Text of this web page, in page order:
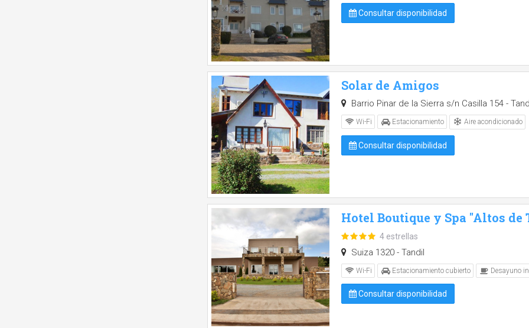
Consultar disponibilidad
Solar de Amigos
Barrio Pinar de la Sierra s/n Casilla 154 -
Wi-Fi Estacionamiento Aire acondicionado
Consultar disponibilidad
Hotel Boutique y Spa "Altos de
4 estrellas
Suiza 1320 - Tandil
Wi-Fi Estacionamiento cubierto Desayuno
Consultar disponibilidad